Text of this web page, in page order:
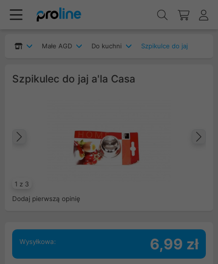
Małe AGD Do kuchni Szpikulce do jaj
Szpikulec do jaj a'la Casa
1 z 3
Poprzedni
Dodaj pierwszą opinię
Wysyłkowa: 6,99 zł